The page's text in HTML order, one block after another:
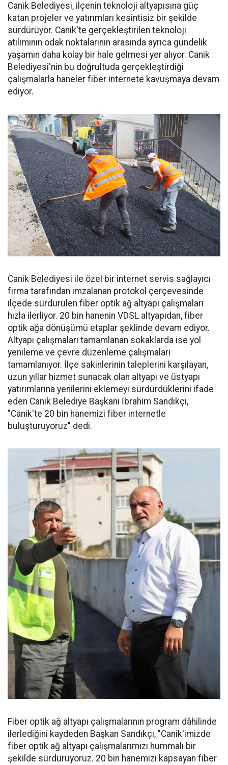
Canik Belediyesi, ilçenin teknoloji altyapısına güç
katan projeler ve yatırımları kesintisiz bir şekilde
sürdürüyor. Canik'te gerçekleştirilen teknoloji
atılımının odak noktalarının arasında ayrıca gündelik
yaşamın daha kolay bir hale gelmesi yer alıyor. Canik
Belediyesi'nin bu doğrultuda gerçekleştirdiği
çalışmalarla haneler fiber internete kavuşmaya devam
ediyor.
Canik Belediyesi ile özel bir internet servis sağlayıcı
firma tarafından imzalanan protokol çerçevesinde
ilçede sürdürülen fiber optik ağ altyapı çalışmaları
hızla ilerliyor. 20 bin hanenin VDSL altyapıdan, fiber
optik ağa dönüşümü etaplar şeklinde devam ediyor.
Altyapı çalışmaları tamamlanan sokaklarda ise yol
yenileme ve çevre düzenleme çalışmaları
tamamlanıyor. İlçe sakinlerinin taleplerini karşılayan,
uzun yıllar hizmet sunacak olan altyapı ve üstyapı
yatırımlarına yenilerini eklemeyi sürdürdüklerini ifade
eden Canik Belediye Başkanı İbrahim Sandıkçı,
"Canik'te 20 bin hanemizi fiber internetle
buluşturuyoruz" dedi.
Fiber optik ağ altyapı çalışmalarının program dâhilinde
ilerlediğini kaydeden Başkan Sandıkçı, "Canik'imizde
fiber optik ağ altyapı çalışmalarımızı hummalı bir
şekilde sürdürüyoruz. 20 bin hanemizi kapsayan fiber